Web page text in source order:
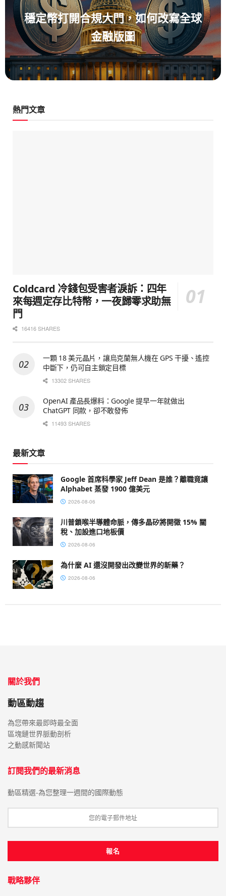
穩定幣打開合規大門，如何改寫全球
金融版圖
熱門文章
Coldcard 冷錢包受害者淚訴：四年
來每週定存比特幣，一夜歸零求助無
門
16416 SHARES
一顆 18 美元晶片，讓烏克蘭無人機在 GPS 干擾、遙控
中斷下，仍可自主鎖定目標
13302 SHARES
OpenAI 產品長爆料：Google 提早一年就做出
ChatGPT 同款，卻不敢發佈
11493 SHARES
最新文章
Google 首席科學家 Jeff Dean 是誰？離職竟讓
Alphabet 蒸發 1900 億美元
2026-08-06
川普鎖喉半導體命脈，傳多晶矽將開徵 15% 關
稅、加設進口地板價
2026-08-06
為什麼 AI 還沒開發出改變世界的新藥？
2026-08-06
關於我們
動區動趨
為您帶來最即時最全面
區塊鏈世界脈動剖析
之動感新聞站
訂閱我們的最新消息
動區精選-為您整理一週間的國際動態
戰略夥伴